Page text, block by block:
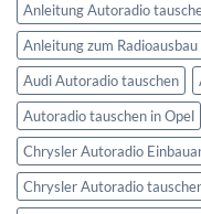
Anleitung Autoradio
Anleitung zum Radioausbau
Audi Autoradio tauschen
Autoradio tauschen in Opel
Chrysler Autoradio
Chrysler Autoradio